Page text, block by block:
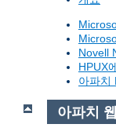
Novell
HPUX
아파치
아파치